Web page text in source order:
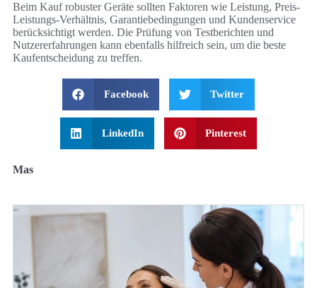
Beim Kauf robuster Geräte sollten Faktoren wie Leistung, Preis-
Leistungs-Verhältnis, Garantiebedingungen und Kundenservice
berücksichtigt werden. Die Prüfung von Testberichten und
Nutzererfahrungen kann ebenfalls hilfreich sein, um die beste
Kaufentscheidung zu treffen.
Facebook Twitter
LinkedIn Pinterest
Mas